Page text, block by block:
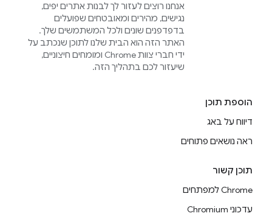
אנחנו רוצים לעזור לך לבנות אתרים יפים,
נגישים, מהירים ומאובטחים שפועלים
בדפדפנים שונים ולכל המשתמשים שלך.
האתר הזה הוא הבית שלנו לתוכן שנכתב על
ידי חברי צוות Chrome ומומחים חיצוניים,
שיעזור לכם בתהליך הזה.
הוספת תוכן
דיווח על באג
ראה נושאים פתוחים
תוכן קשור
Chrome למפתחים
עדכוני Chromium